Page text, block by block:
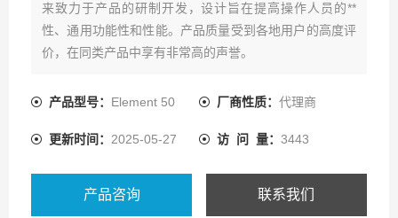
来致力于产品的研制开发，设计旨在提高操作人员的**
性、通用功能性和性能。产品质量受到各地用户的高度评
价，在同类产品中享有非常高的声誉。
产品型号： Element 50 厂商性质： 代理商
更新时间： 2025-05-27 访 问 量： 3443
产品咨询 联系我们